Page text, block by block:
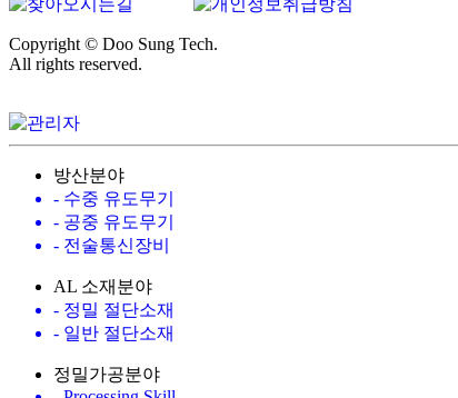
Copyright © Doo Sung Tech.
All rights reserved.
방산분야
- 수중 유도무기
- 공중 유도무기
- 전술통신장비
AL 소재분야
- 정밀 절단소재
- 일반 절단소재
정밀가공분야